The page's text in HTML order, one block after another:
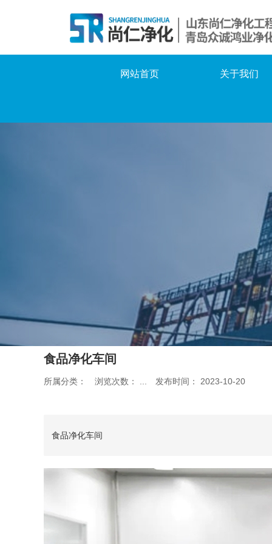
网站首页 关于我们
食品净化车间
所属分类： 浏览次数： ... 发布时间： 2023-10-20
食品净化车间